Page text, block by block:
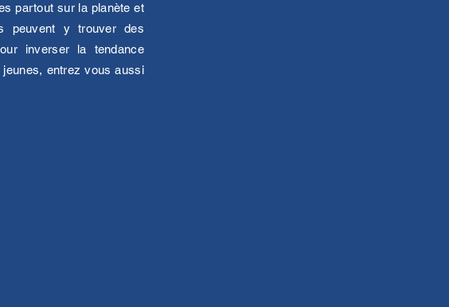
partout sur la planète et
peuvent y trouver des
inverser la tendance
entrez vous aussi